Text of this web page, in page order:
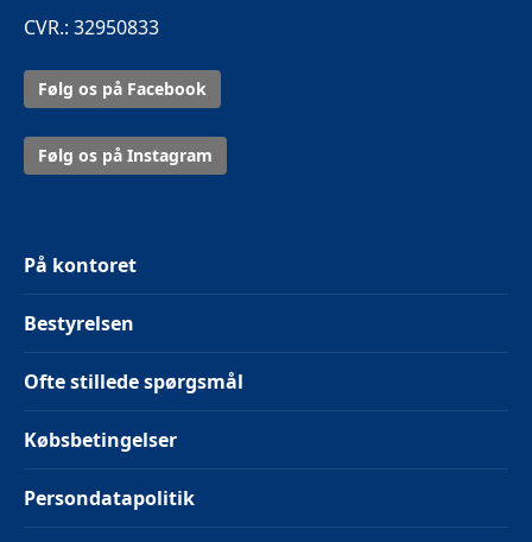
CVR.: 32950833
Følg os på Facebook
Følg os på Instagram
På kontoret
Bestyrelsen
Ofte stillede spørgsmål
Købsbetingelser
Persondatapolitik